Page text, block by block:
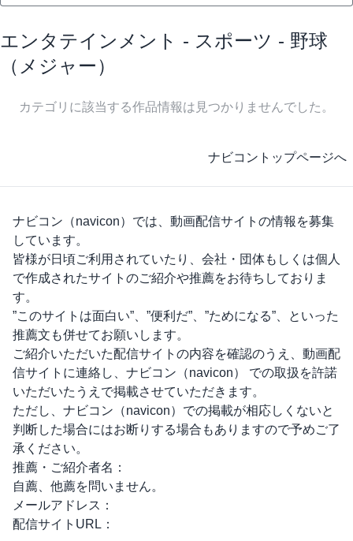
エンタテインメント - スポーツ - 野球
（メジャー）
カテゴリに該当する作品情報は見つかりませんでした。
ナビコントップページへ
ナビコン（navicon） では、動画配信サイトの情報を募集
しています。
皆様が日頃ご利用されていたり、会社・団体もしくは個人
で作成されたサイトのご紹介や推薦をお待ちしておりま
す。
”このサイトは面白い”、”便利だ”、”ためになる”、といった
推薦文も併せてお願いします。
ご紹介いただいた配信サイトの内容を確認のうえ、動画配
信サイトに連絡し、 ナビコン（navicon）
での取扱を許諾
いただいたうえで掲載させていただきます。
ただし、 ナビコン（navicon） での掲載が相応しくないと
判断した場合にはお断りする場合もありますので予めご了
承ください。
推薦・ご紹介者名：
自薦、他薦を問いません。
メールアドレス：
配信サイトURL：